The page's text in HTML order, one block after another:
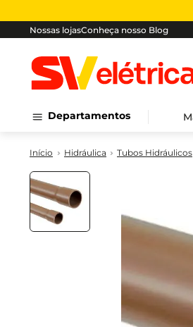
Nossas lojasConheça nosso Blog
Departamentos
Hidráulica Tubos Hidráulicos